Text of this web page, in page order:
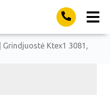
| Grindjuostė Ktex1 3081,